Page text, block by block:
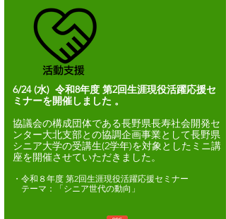
6/24 (水) 令和8年度 第2回生涯現役活躍応援セ
ミナーを開催しました 。
協議会の構成団体である長野県長寿社会開発セ
ンター大北支部との協調企画事業として長野県
シニア大学の受講生(2学年)を対象としたミニ講
座を開催させていただきました。
・令和８年度 第2回生涯現役活躍応援セミナー
​ テーマ：「シニア世代の動向」